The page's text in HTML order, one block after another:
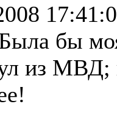
бы
из МВД;